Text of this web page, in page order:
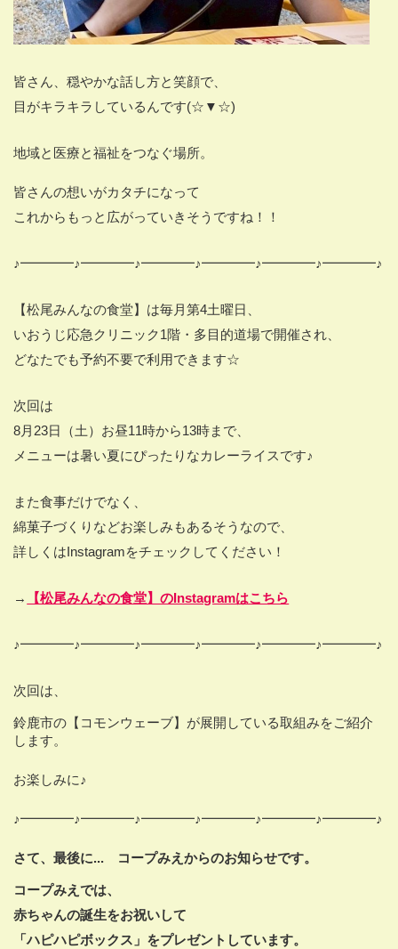
皆さん、穏やかな話し方と笑顔で、
目がキラキラしているんです(☆▼☆)
地域と医療と福祉をつなぐ場所。
皆さんの想いがカタチになって
これからもっと広がっていきそうですね！！
♪━━━━♪━━━━♪━━━━♪━━━━♪━━━━♪━━━━♪
【松尾みんなの食堂】は毎月第4土曜日、
いおうじ応急クリニック1階・多目的道場で開催され、
どなたでも予約不要で利用できます☆
次回は
8月 23日（土）お昼11時から13時まで、
メニューは暑い夏にぴったりなカレーライスです♪
また食事だけでなく、
綿菓子づくりなどお楽しみもあるそうなので、
詳しくはInstagramをチェックしてください！
→ 【松尾みんなの食堂】のInstagramはこちら
♪━━━━♪━━━━♪━━━━♪━━━━♪━━━━♪━━━━♪
次回は、
鈴鹿市の【コモンウェーブ】が展開している取組みをご紹介
します。
お楽しみに♪
♪━━━━♪━━━━♪━━━━♪━━━━♪━━━━♪━━━━♪
さて、最後に... コープみえからのお知らせです。
コープみえでは、
赤ちゃんの誕生をお祝いして
「ハピハピボックス」をプレゼントしています。